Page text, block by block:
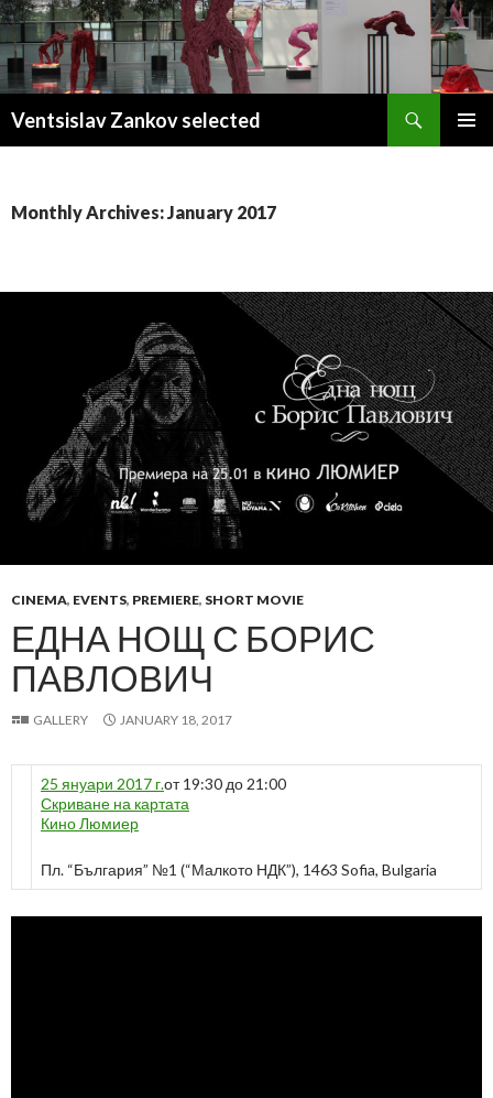
Ventsislav Zankov selected
Monthly Archives: January 2017
CINEMA, EVENTS, PREMIERE, SHORT MOVIE
ЕДНА НОЩ С БОРИС
ПАВЛОВИЧ
GALLERY JANUARY 18, 2017
25 януари 2017 г.от 19:30 до 21:00
Скриване на картата
Кино Люмиер
Пл. “България” №1 (“Малкото НДК”), 1463 Sofia, Bulgaria